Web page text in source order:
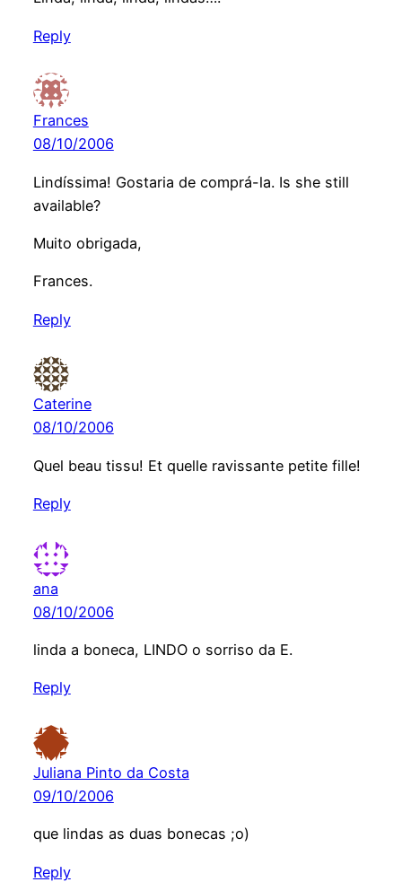
Reply
Frances
08/10/2006
Lindíssima! Gostaria de comprá-la. Is she still
available?
Muito obrigada,
Frances.
Reply
Caterine
08/10/2006
Quel beau tissu! Et quelle ravissante petite fille!
Reply
ana
08/10/2006
linda a boneca, LINDO o sorriso da E.
Reply
Juliana Pinto da Costa
09/10/2006
que lindas as duas bonecas ;o)
Reply